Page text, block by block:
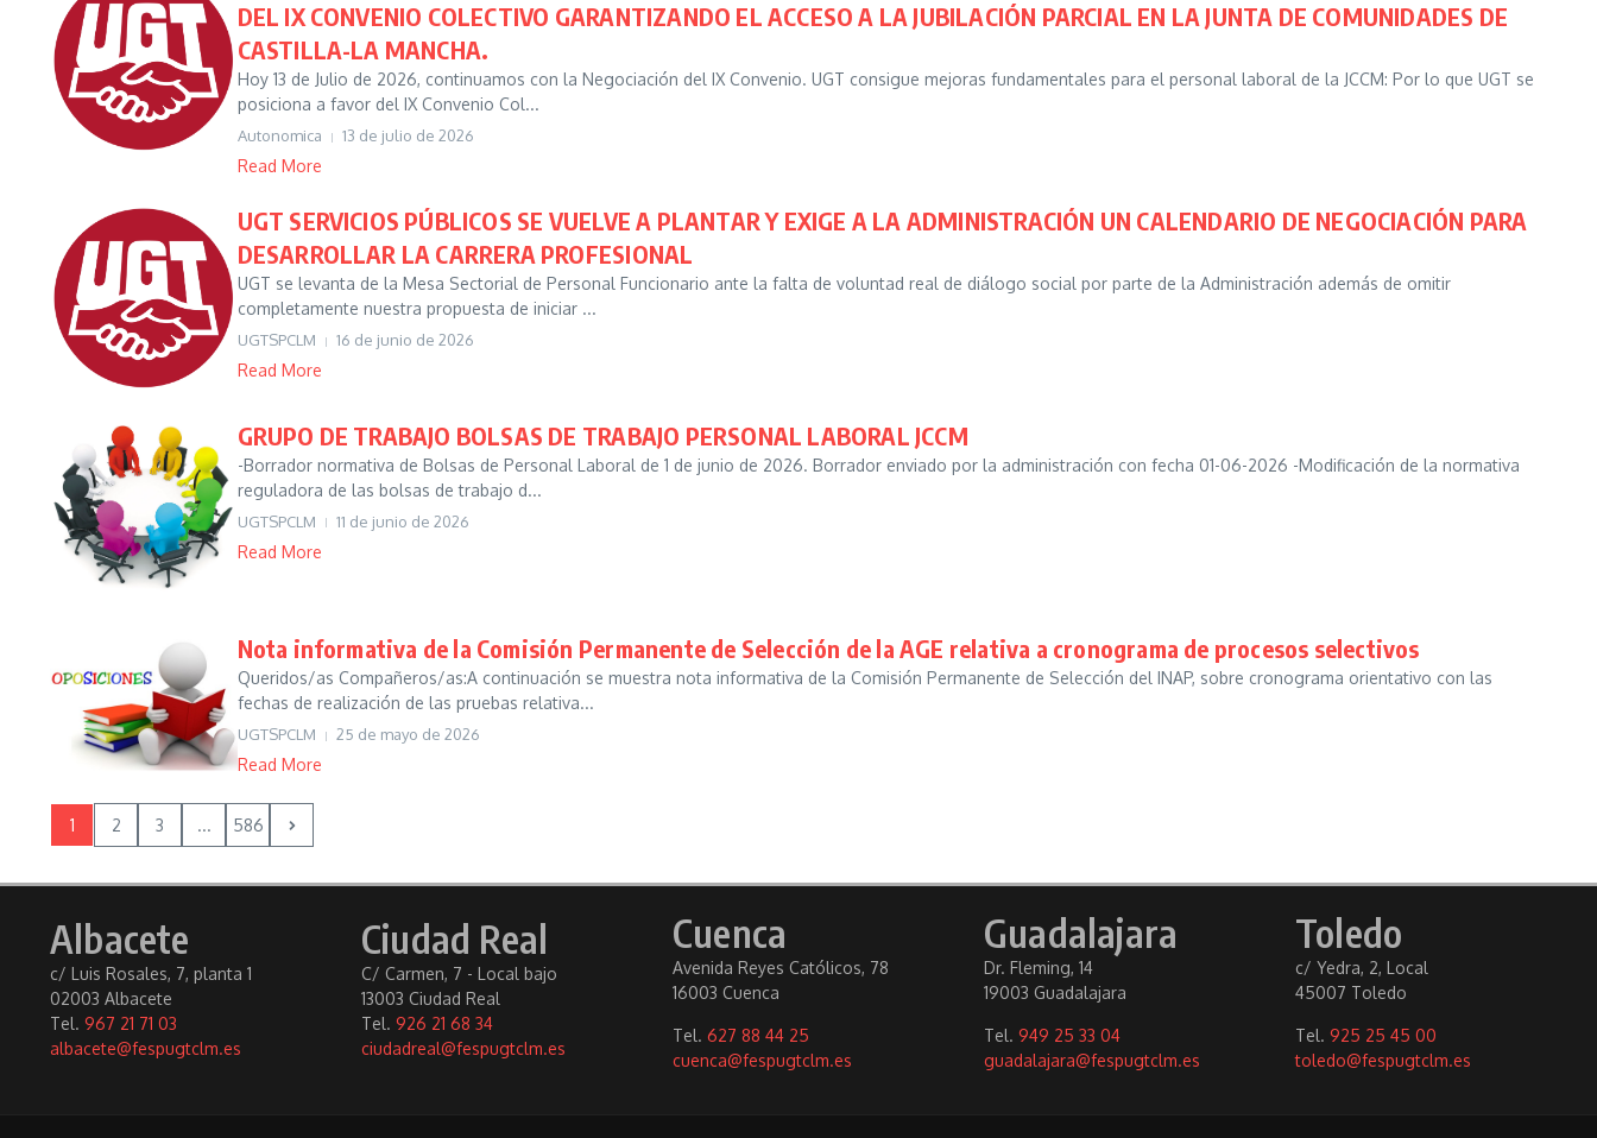
DEL IX CONVENIO COLECTIVO GARANTIZANDO EL ACCESO A LA JUBILACIÓN PARCIAL EN LA JUNTA DE COMUNIDADES DE
CASTILLA-LA MANCHA.
Hoy 13 de Julio de 2026, continuamos con la Negociación del IX Convenio. UGT consigue mejoras fundamentales para el personal laboral de la JCCM: Por lo que UGT se
posiciona a favor del IX Convenio Col...
Autonomica 13 de julio de 2026
Read More
UGT SERVICIOS PÚBLICOS SE VUELVE A PLANTAR Y EXIGE A LA ADMINISTRACIÓN UN CALENDARIO DE NEGOCIACIÓN PARA
DESARROLLAR LA CARRERA PROFESIONAL
UGT se levanta de la Mesa Sectorial de Personal Funcionario ante la falta de voluntad real de diálogo social por parte de la Administración además de omitir
completamente nuestra propuesta de iniciar ...
UGTSPCLM 16 de junio de 2026
Read More
GRUPO DE TRABAJO BOLSAS DE TRABAJO PERSONAL LABORAL JCCM
-Borrador normativa de Bolsas de Personal Laboral de 1 de junio de 2026. Borrador enviado por la administración con fecha 01-06-2026 -Modificación de la normativa
reguladora de las bolsas de trabajo d...
UGTSPCLM 11 de junio de 2026
Read More
Nota informativa de la Comisión Permanente de Selección de la AGE relativa a cronograma de procesos selectivos
Queridos/as Compañeros/as:A continuación se muestra nota informativa de la Comisión Permanente de Selección del INAP, sobre cronograma orientativo con las
fechas de realización de las pruebas relativa...
UGTSPCLM 25 de mayo de 2026
Read More
1 2 3 ... 586
Albacete
c/ Luis Rosales, 7, planta 1
02003 Albacete
Tel. 967 21 71 03
albacete@fespugtclm.es
Ciudad Real
C/ Carmen, 7 - Local bajo
13003 Ciudad Real
Tel. 926 21 68 34
ciudadreal@fespugtclm.es
Cuenca
Avenida Reyes Católicos, 78
16003 Cuenca
Tel. 627 88 44 25
cuenca@fespugtclm.es
Guadalajara
Dr. Fleming, 14
19003 Guadalajara
Tel. 949 25 33 04
guadalajara@fespugtclm.es
Toledo
c/ Yedra, 2, Local
45007 Toledo
Tel. 925 25 45 00
toledo@fespugtclm.es